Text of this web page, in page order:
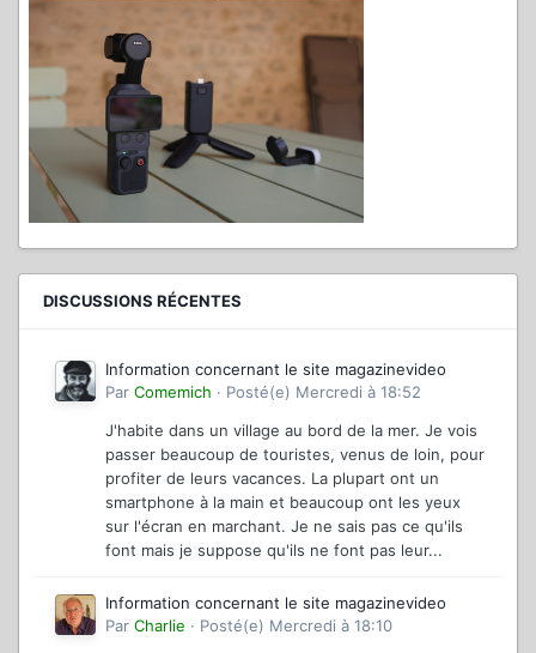
DISCUSSIONS RÉCENTES
Information concernant le site magazinevideo
Par Comemich · Posté(e) Mercredi à 18:52
J'habite dans un village au bord de la mer. Je vois
passer beaucoup de touristes, venus de loin, pour
profiter de leurs vacances. La plupart ont un
smartphone à la main et beaucoup ont les yeux
sur l'écran en marchant. Je ne sais pas ce qu'ils
font mais je suppose qu'ils ne font pas leur...
Information concernant le site magazinevideo
Par Charlie · Posté(e) Mercredi à 18:10